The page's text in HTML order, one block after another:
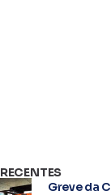
Greve da